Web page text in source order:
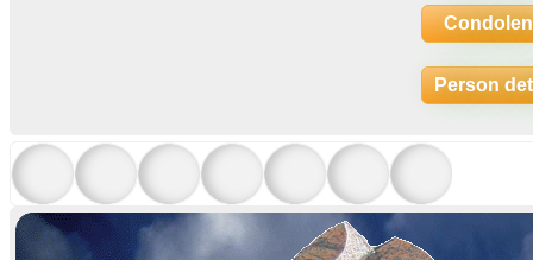
Person